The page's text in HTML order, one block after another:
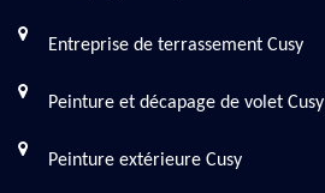
Entreprise de terrassement Cusy
Peinture et décapage de volet Cusy
Peinture extérieure Cusy